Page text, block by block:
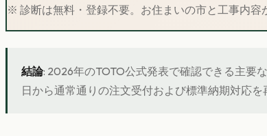
※ 診断は無料・登録不要。お住まいの市と工事内
結論: 2026年のTOTO公式発表で確認できる主要
日から通常通りの注文受付および標準納期対応